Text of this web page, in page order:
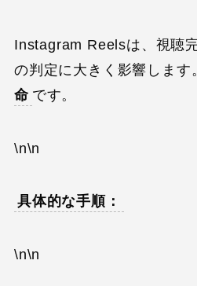
Instagram Reelsは、視聴
の判定に大きく影響します
命 です。
\n\n
具体的な手順：
\n\n